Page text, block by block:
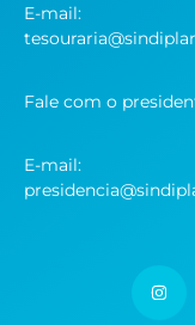
E-mail:
Fale com o
E-mail: